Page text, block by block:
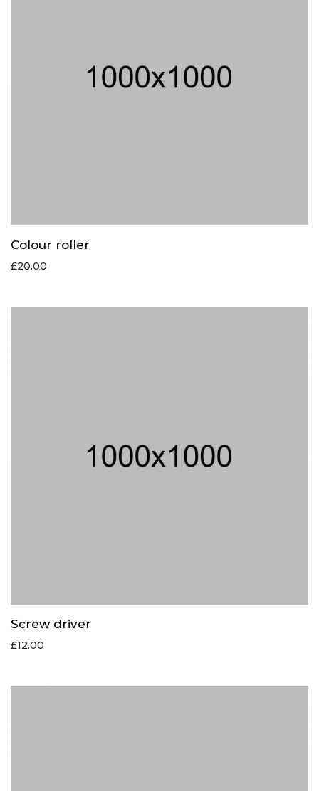
Colour roller
£20.00
Screw driver
£12.00